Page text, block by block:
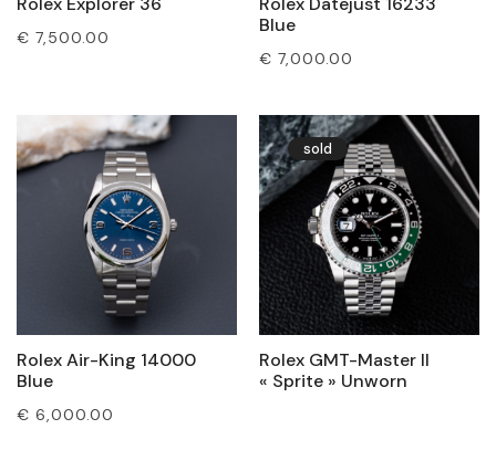
€ 7,500.00
Blue
€ 7,000.00
Rolex Air-King 14000
Blue
€ 6,000.00
sold
Rolex GMT-Master II
« Sprite » Unworn